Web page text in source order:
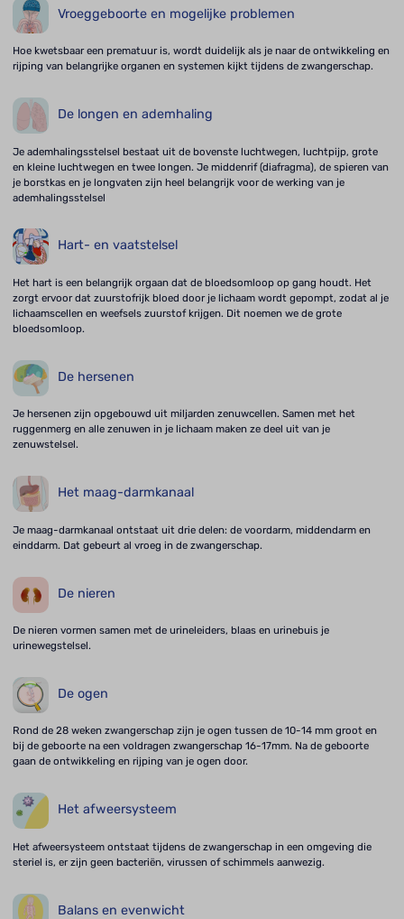
Vroeggeboorte en mogelijke problemen
Hoe kwetsbaar een prematuur is, wordt duidelijk als je naar de ontwikkeling en
rijping van belangrijke organen en systemen kijkt tijdens de zwangerschap.
De longen en ademhaling
Je ademhalingsstelsel bestaat uit de bovenste luchtwegen, luchtpijp, grote
en kleine luchtwegen en twee longen. Je middenrif (diafragma), de spieren van
je borstkas en je longvaten zijn heel belangrijk voor de werking van je
ademhalingsstelsel
Hart- en vaatstelsel
Het hart is een belangrijk orgaan dat de bloedsomloop op gang houdt. Het
zorgt ervoor dat zuurstofrijk bloed door je lichaam wordt gepompt, zodat al je
lichaamscellen en weefsels zuurstof krijgen. Dit noemen we de grote
bloedsomloop.
De hersenen
Je hersenen zijn opgebouwd uit miljarden zenuwcellen. Samen met het
ruggenmerg en alle zenuwen in je lichaam maken ze deel uit van je
zenuwstelsel.
Het maag-darmkanaal
Je maag-darmkanaal ontstaat uit drie delen: de voordarm, middendarm en
einddarm. Dat gebeurt al vroeg in de zwangerschap.
De nieren
De nieren vormen samen met de urineleiders, blaas en urinebuis je
urinewegstelsel.
De ogen
Rond de 28 weken zwangerschap zijn je ogen tussen de 10-14 mm groot en
bij de geboorte na een voldragen zwangerschap 16-17mm. Na de geboorte
gaan de ontwikkeling en rijping van je ogen door.
Het afweersysteem
Het afweersysteem ontstaat tijdens de zwangerschap in een omgeving die
steriel is, er zijn geen bacteriën, virussen of schimmels aanwezig.
Balans en evenwicht